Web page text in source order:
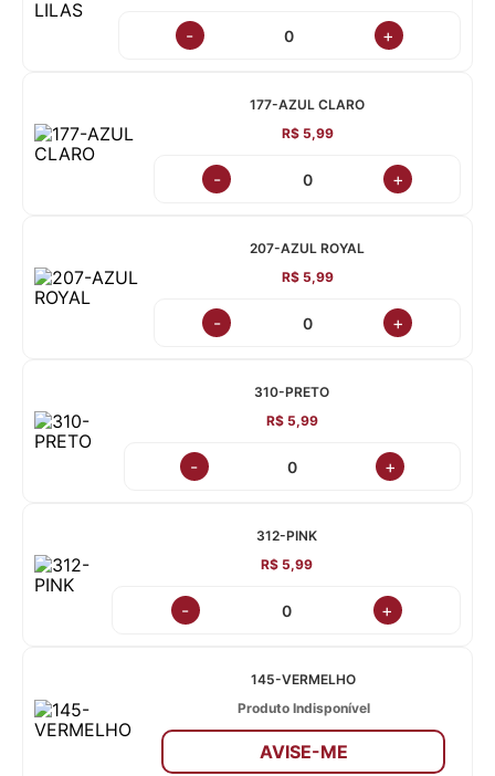
- +
177-AZUL CLARO
R$ 5,99
- +
207-AZUL ROYAL
R$ 5,99
- +
310-PRETO
R$ 5,99
- +
312-PINK
R$ 5,99
- +
145-VERMELHO
Produto Indisponível
AVISE-ME